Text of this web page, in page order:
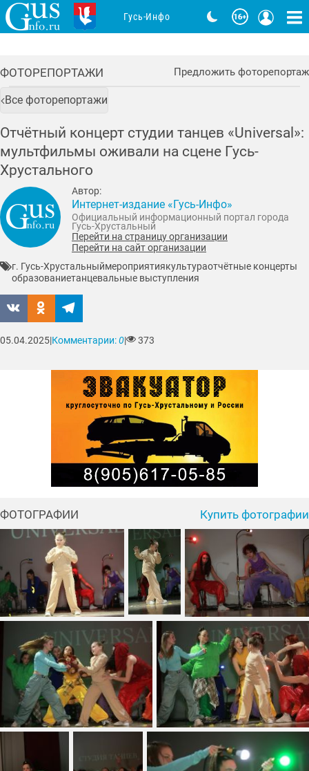
ФОТОРЕПОРТАЖИ Предложить фоторепортаж
Все фоторепортажи
Отчётный концерт студии танцев «Universal»:
мультфильмы оживали на сцене Гусь-
Хрустального
Автор:
Интернет-издание «Гусь-Инфо»
Официальный информационный портал города
Гусь-Хрустальный
Перейти на страницу организации
Перейти на сайт организации
г. Гусь-Хрустальныймероприятиякультураотчётные концерты
образованиетанцевальные выступления
05.04.2025|Комментарии:0| 373
ФОТОГРАФИИ Купить фотографии
Гусь-Инфо